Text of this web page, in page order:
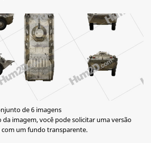
de 6 imagens
imagem, você pode solicitar uma versão
com um fundo transparente.